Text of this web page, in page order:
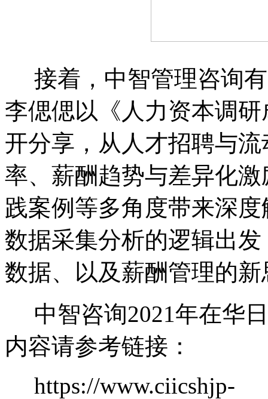
接着，中智管理咨询
李偲偲以《人力资本调
开分享，从人才招聘与
率、薪酬趋势与差异化
践案例等多角度带来深
数据采集分析的逻辑出
数据、以及薪酬管理的新
中智咨询2021年在华
内容请参考链接：
https://www.ciicshjp-